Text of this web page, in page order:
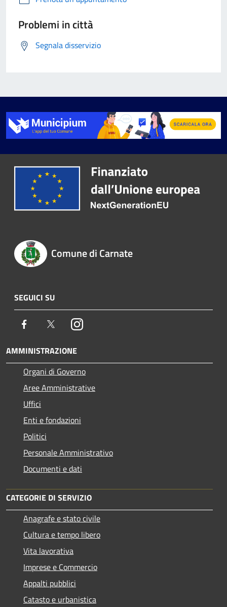
Problemi in città
Segnala disservizio
Comune di Carnate
SEGUICI SU
Facebook TwitterInstagram
AMMINISTRAZIONE
Organi di Governo
Aree Amministrative
Uffici
Enti e fondazioni
Politici
Personale Amministrativo
Documenti e dati
CATEGORIE DI SERVIZIO
Anagrafe e stato civile
Cultura e tempo libero
Vita lavorativa
Imprese e Commercio
Appalti pubblici
Catasto e urbanistica